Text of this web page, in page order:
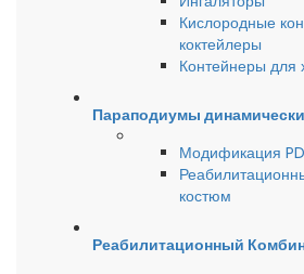
Кислородные
коктейлеры
Контейнеры для
Параподиумы
Модификация
костюм
Реабилитационный